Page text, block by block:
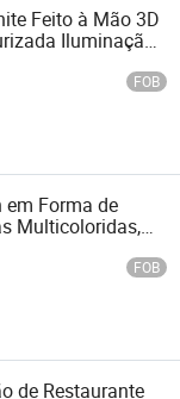
Feito à Mão 3D
Iluminação
FOB
em Forma de
Multicoloridas,
FOB
de Restaurante